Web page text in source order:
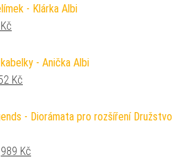
- Klárka Albi
cena byla: 79 Kč.
Kč
- Anička Albi
cena byla: 169 Kč.
Kč
- Diorámata pro rozšíření Družstvo
Původní cena byla: 1 099 Kč.
989 Kč